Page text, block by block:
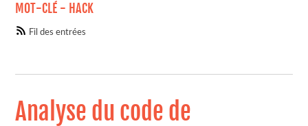
MOT-CLÉ - HACK
Fil des entrées
Analyse du code de